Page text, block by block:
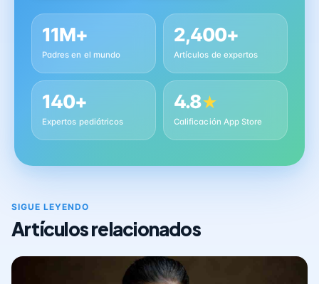
11M+
Padres en el mundo
2,400+
Artículos de expertos
140+
Expertos pediátricos
4.8★
Calificación App Store
SIGUE LEYENDO
Artículos relacionados